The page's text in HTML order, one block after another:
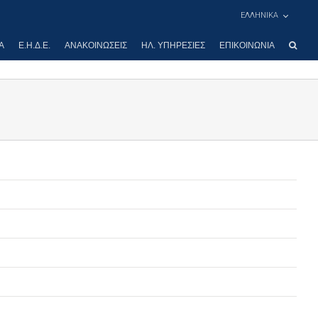
ΕΛΛΗΝΙΚΑ
Ε.Η.Δ.Ε. ΑΝΑΚΟΙΝΏΣΕΙΣ ΗΛ. ΥΠΗΡΕΣΊΕΣ ΕΠΙΚΟΙΝΩΝΊΑ